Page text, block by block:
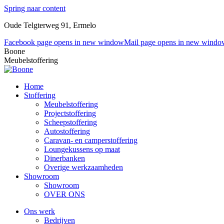
Spring naar content
Oude Telgterweg 91, Ermelo
Facebook page opens in new windowMail page opens in new
Boone
Meubelstoffering
Home
Stoffering
Meubelstoffering
Projectstoffering
Scheepstoffering
Autostoffering
Caravan- en camperstoffering
Loungekussens op maat
Dinerbanken
Overige werkzaamheden
Showroom
Showroom
OVER ONS
Ons werk
Bedrijven